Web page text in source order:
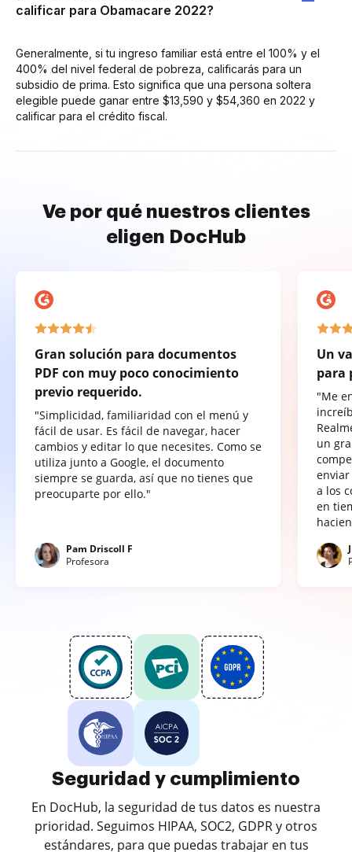
calificar para Obamacare 2022?
Generalmente, si tu ingreso familiar está entre el 100% y el
400% del nivel federal de pobreza, calificarás para un
subsidio de prima. Esto significa que una persona soltera
elegible puede ganar entre $13,590 y $54,360 en 2022 y
calificar para el crédito fiscal.
Ve por qué nuestros clientes
eligen DocHub
Gran solución para documentos
PDF con muy poco conocimiento
previo requerido.
"Simplicidad, familiaridad con el menú y
fácil de usar. Es fácil de navegar, hacer
cambios y editar lo que necesites. Como se
utiliza junto a Google, el documento
siempre se guarda, así que no tienes que
preocuparte por ello."
Pam Driscoll F
Profesora
Un
para
"Me
un
a los
en
Seguridad y cumplimiento
En DocHub, la seguridad de tus datos es nuestra
prioridad. Seguimos HIPAA, SOC2, GDPR y otros
estándares, para que puedas trabajar en tus